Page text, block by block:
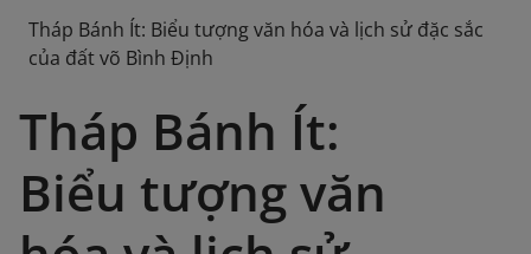
Tháp Bánh Ít: Biểu tượng văn hóa và lịch sử đặc sắc
của đất võ Bình Định
Tháp Bánh Ít:
Biểu tượng văn